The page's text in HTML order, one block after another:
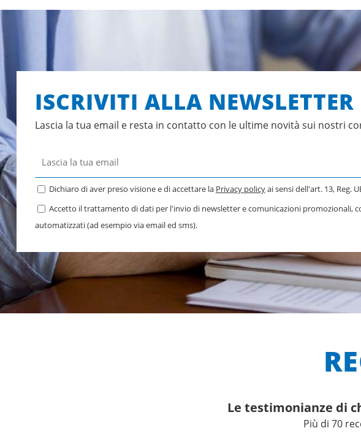
ISCRIVITI ALLA NEWSLETTER
Lascia la tua email e resta in contatto con le ultime novità sui nostri
Dichiaro di aver preso visione e di accettare la Privacy policyai sensi dell'art. 13, Reg.
Accetto il trattamento di dati per l'invio di newsletter e comunicazioni promozionali,
automatizzati (ad esempio via email ed sms).
Le testimonianze di
Più di 70